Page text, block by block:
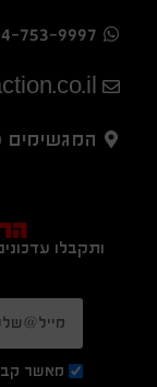
753-9997
המגשימים 20, פתח תקווה
ותקבלו
מאשר